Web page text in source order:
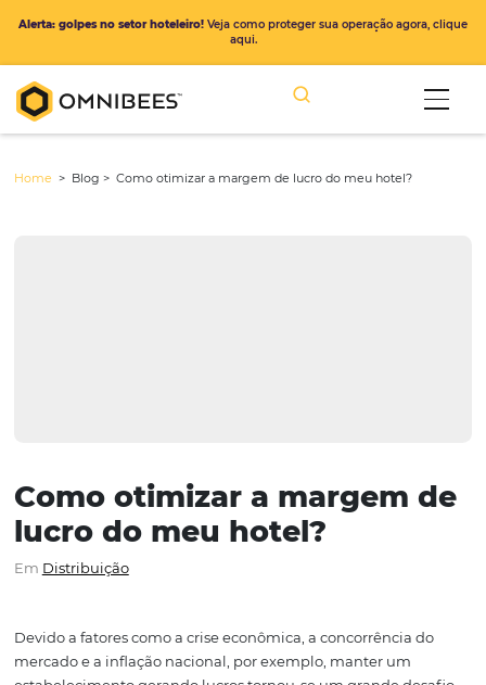
Como otimizar a
lucro do meu hotel?
EmDistribuição
Alerta: golpes no setor hoteleiro!Veja como proteger sua operação